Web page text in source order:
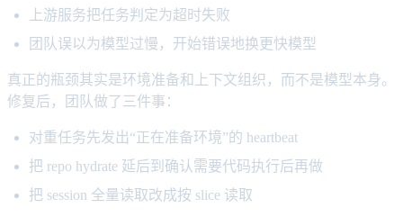
上游服务把任务判定为超时失败
团队误以为模型过慢，开始错误地换更快模型
真正的瓶颈其实是环境准备和上下文组织，而不是模型本身。
修复后，团队做了三件事：
对重任务先发出“正在准备环境”的 heartbeat
把 repo hydrate 延后到确认需要代码执行后再做
把 session 全量读取改成按 slice 读取